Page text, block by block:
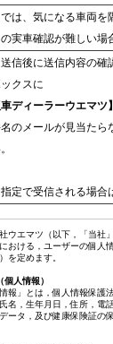
は、気になる車両を
実車確認が難しい場
信後に送信内容の確
クスに
車ディーラーウエマ
のメールが見当た
指定で受信される場合
ウエマツ（以下，「当社
おける，ユーザーの個人
を定めます。
個人情報）
情報」とは，個人情報保
名，生年月日，住所，電
ータ，及び健康保険証の